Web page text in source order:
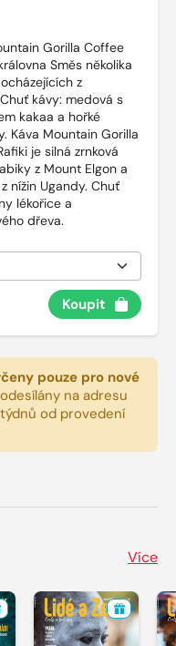
Gorilla Coffee
Směs několika
z
kávy: medová s
kakaa a hořké
Káva Mountain Gorilla
je silná zrnková
z Mount Elgon a
nížin Ugandy. Chuť
lékořice a
dřeva.
Koupit
pouze pro nové
na adresu
od provedení
Více